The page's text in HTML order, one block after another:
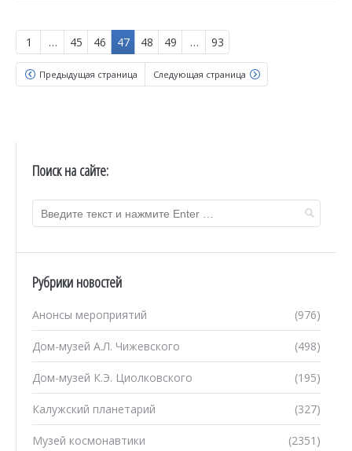
1 … 45 46 47 48 49 … 93
Предыдущая страница Следующая страница
Поиск на сайте:
Рубрики новостей
(976)
Анонсы мероприятий
(498)
Дом-музей А.Л. Чижевского
(195)
Дом-музей К.Э. Циолковского
(327)
Калужский планетарий
(2351)
Музей космонавтики